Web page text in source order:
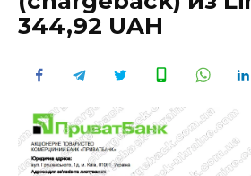
344,92 UAH